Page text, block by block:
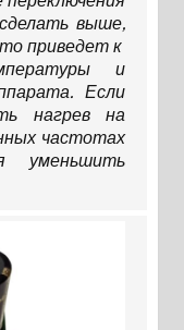
выше,
приведет к
и
Если
нагрев на
частотах
уменьшить